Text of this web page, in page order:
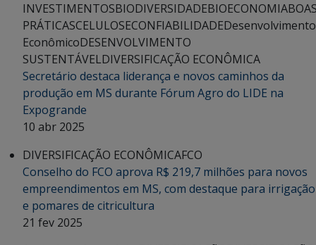
INVESTIMENTOSBIODIVERSIDADEBIOECONOMIA
PRÁTICASCELULOSECONFIABILIDADEDesenvolvimento
EconômicoDESENVOLVIMENTO
SUSTENTÁVELDIVERSIFICAÇÃO ECONÔMICA
Secretário destaca liderança e novos caminhos da
produção em MS durante Fórum Agro do LIDE na
Expogrande
10 abr 2025
DIVERSIFICAÇÃO ECONÔMICAFCO
Conselho do FCO aprova R$ 219,7 milhões para novos
empreendimentos em MS, com destaque para irrigação
e pomares de citricultura
21 fev 2025